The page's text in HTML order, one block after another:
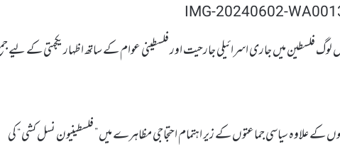
لوگ فلسطین میں جاری اسرائیلی جارحیت اور فلسطینی عوام کے ساتھ اظہار یکجہتی کے لیے
علاوہ سیاسی جماعتوں کے زیر اہتمام احتجاجی مظاہرے میں ” فلسطینیون نسل کشی “ کی